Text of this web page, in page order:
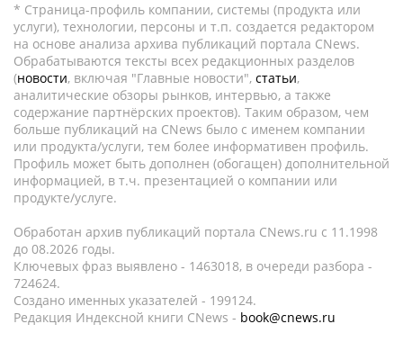
* Страница-профиль компании, системы (продукта или
услуги), технологии, персоны и т.п. создается редактором
на основе анализа архива публикаций портала CNews.
Обрабатываются тексты всех редакционных разделов
(новости, включая "Главные новости", статьи,
аналитические обзоры рынков, интервью, а также
содержание партнёрских проектов). Таким образом, чем
больше публикаций на CNews было с именем компании
или продукта/услуги, тем более информативен профиль.
Профиль может быть дополнен (обогащен) дополнительной
информацией, в т.ч. презентацией о компании или
продукте/услуге.
Обработан архив публикаций портала CNews.ru c 11.1998
до 08.2026 годы.
Ключевых фраз выявлено - 1463018, в очереди разбора -
724624.
Создано именных указателей - 199124.
Редакция Индексной книги CNews - book@cnews.ru